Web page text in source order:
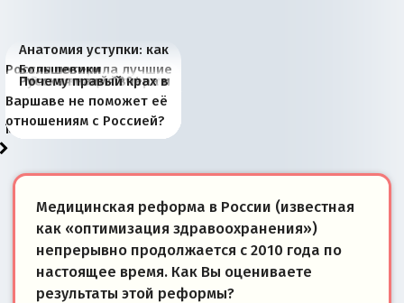
Анатомия уступки: как
Россия потеряла лучшие
рыбопромысловые
районы Баренцева
моря
Большевики
отличаются от «Яблока»
тем, что они -
победители
Киевская марионетка
Запада рассказала о
«переобувании» хозяев
В России назрели
перемены: 15 шагов к
суверенной экономике
Миграционный пожар
Европы
Россия начинает
сбрасывать балласт
Анкориджа
Россия зимой 1904
года: первые уступки во
внутренней политике
Русская нация вчера и
сегодня
Почему правый крах в
Варшаве не поможет её
отношениям с Россией?
Медицинская реформа в России (известная
как «оптимизация здравоохранения»)
непрерывно продолжается с 2010 года по
настоящее время. Как Вы оцениваете
результаты этой реформы?